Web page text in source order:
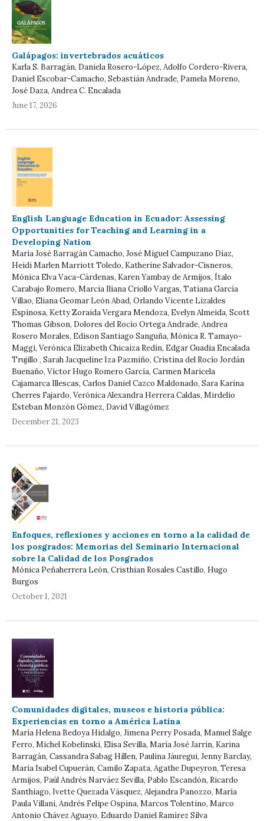
Galápagos: invertebrados acuáticos
Karla S. Barragán, Daniela Rosero-López, Adolfo Cordero-Rivera,
Daniel Escobar-Camacho, Sebastián Andrade, Pamela Moreno,
José Daza, Andrea C. Encalada
June 17, 2026
English Language Education in Ecuador: Assessing
Opportunities for Teaching and Learning in a
Developing Nation
María José Barragán Camacho, José Miguel Campuzano Díaz,
Heidi Marlen Marriott Toledo, Katherine Salvador-Cisneros,
Mónica Elva Vaca-Cárdenas, Karen Yambay de Armijos, Ítalo
Carabajo Romero, Marcia Iliana Criollo Vargas, Tatiana García
Villao, Eliana Geomar León Abad, Orlando Vicente Lizaldes
Espinosa, Ketty Zoraida Vergara Mendoza, Evelyn Almeida, Scott
Thomas Gibson, Dolores del Rocío Ortega Andrade, Andrea
Rosero Morales, Edison Santiago Sanguña, Mónica R. Tamayo-
Maggi, Verónica Elizabeth Chicaiza Redín, Edgar Guadia Encalada
Trujillo , Sarah Jacqueline Iza Pazmiño, Cristina del Rocío Jordán
Buenaño, Víctor Hugo Romero García, Carmen Maricela
Cajamarca Illescas, Carlos Daniel Cazco Maldonado, Sara Karina
Cherres Fajardo, Verónica Alexandra Herrera Caldas, Mirdelio
Esteban Monzón Gómez, David Villagómez
December 21, 2023
Enfoques, reflexiones y acciones en torno a la calidad de
los posgrados: Memorias del Seminario Internacional
sobre la Calidad de los Posgrados
Mónica Peñaherrera León, Cristhian Rosales Castillo, Hugo
Burgos
October 1, 2021
Comunidades digitales, museos e historia pública:
Experiencias en torno a América Latina
María Helena Bedoya Hidalgo, Jimena Perry Posada, Manuel Salge
Ferro, Michel Kobelinski, Elisa Sevilla, María José Jarrín, Karina
Barragán, Cassandra Sabag Hillen, Paulina Jáuregui, Jenny Barclay,
María Isabel Cupuerán, Camilo Zapata, Agathe Dupeyron, Teresa
Armijos, Paúl Andrés Narváez Sevilla, Pablo Escandón, Ricardo
Santhiago, Ivette Quezada Vásquez, Alejandra Panozzo, María
Paula Villani, Andrés Felipe Ospina, Marcos Tolentino, Marco
Antonio Chávez Aguayo, Eduardo Daniel Ramírez Silva